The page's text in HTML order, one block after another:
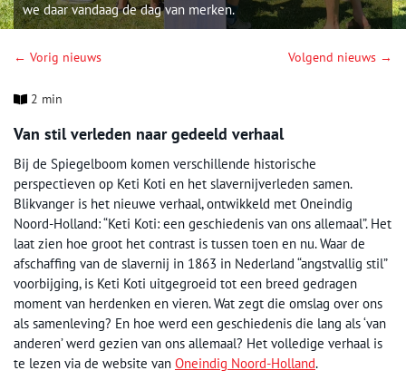
we daar vandaag de dag van merken.
← Vorig nieuws Volgend nieuws →
2 min
Van stil verleden naar gedeeld verhaal
Bij de Spiegelboom komen verschillende historische
perspectieven op Keti Koti en het slavernijverleden samen.
Blikvanger is het nieuwe verhaal, ontwikkeld met Oneindig
Noord-Holland: “Keti Koti: een geschiedenis van ons allemaal”. Het
laat zien hoe groot het contrast is tussen toen en nu. Waar de
afschaffing van de slavernij in 1863 in Nederland “angstvallig stil”
voorbijging, is Keti Koti uitgegroeid tot een breed gedragen
moment van herdenken en vieren. Wat zegt die omslag over ons
als samenleving? En hoe werd een geschiedenis die lang als ‘van
anderen’ werd gezien van ons allemaal? Het volledige verhaal is
te lezen via de website van Oneindig Noord-Holland.